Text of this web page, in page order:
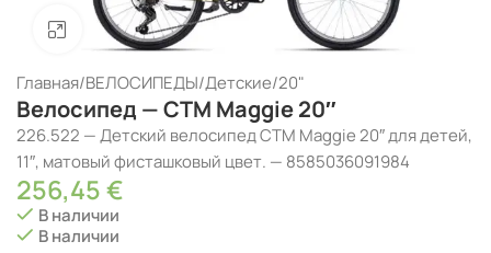
Нажмите, чтобы увеличить
Главная/ВЕЛОСИПЕДЫ/Детские/20"
Велосипед — CTM Maggie 20″
226.522 — Детский велосипед CTM Maggie 20″ для детей,
11″, матовый фисташковый цвет. — 8585036091984
256,45€
В наличии
В наличии